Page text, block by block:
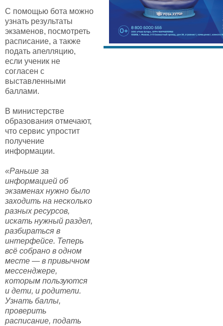
С помощью бота можно
узнать результаты
экзаменов, посмотреть
расписание, а также
подать апелляцию,
если ученик не
согласен с
выставленными
баллами.
В министерстве
образования отмечают,
что сервис упростит
получение
информации.
«Раньше за
информацией об
экзаменах нужно было
заходить на несколько
разных ресурсов,
искать нужный раздел,
разбираться в
интерфейсе. Теперь
всё собрано в одном
месте — в привычном
мессенджере,
которым пользуются
и дети, и родители.
Узнать баллы,
проверить
расписание, подать